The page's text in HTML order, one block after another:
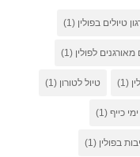
טיולים בפולין (1)
מאורגנים לפולין (1)
(1) טיול לטורון (1)
ימי כייף(1)
בפולין (1)